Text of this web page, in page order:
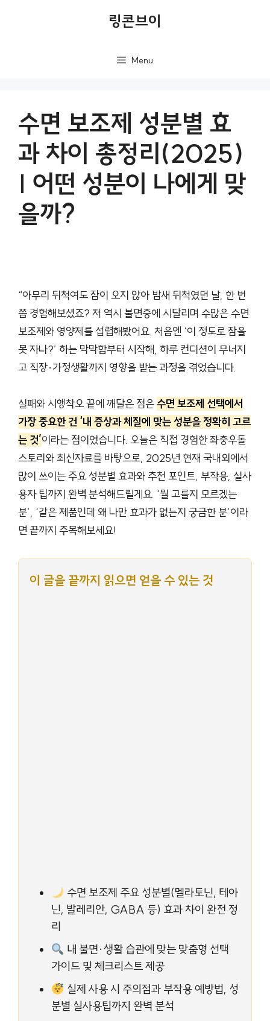
링콘브이
Menu
수면 보조제 성분별 효
과 차이 총정리(2025)
| 어떤 성분이 나에게 맞
을까?
“아무리 뒤척여도 잠이 오지 않아 밤새 뒤척였던 날, 한 번
쯤 경험해보셨죠? 저 역시 불면증에 시달리며 수많은 수면
보조제와 영양제를 섭렵해봤어요. 처음엔 ‘이 정도로 잠을
못 자나?’ 하는 막막함부터 시작해, 하루 컨디션이 무너지
고 직장·가정생활까지 영향을 받는 과정을 겪었습니다.
실패와 시행착오 끝에 깨달은 점은수면 보조제 선택에서
가장 중요한 건 ‘내 증상과 체질에 맞는 성분을 정확히 고르
는 것’이라는 점이었습니다. 오늘은 직접 경험한 좌충우돌
스토리와 최신자료를 바탕으로, 2025년 현재 국내외에서
많이 쓰이는 주요 성분별 효과와 추천 포인트, 부작용, 실사
용자 팁까지 완벽 분석해드릴게요. ‘뭘 고를지 모르겠는
분’, ‘같은 제품인데 왜 나만 효과가 없는지 궁금한 분’이라
면 끝까지 주목해보세요!
이 글을 끝까지 읽으면 얻을 수 있는 것
수면 보조제 주요 성분별(멜라토닌, 테아
닌, 발레리안, GABA 등) 효과 차이 완전 정
리
내 불면·생활 습관에 맞는 맞춤형 선택
가이드 및 체크리스트 제공
실제 사용 시 주의점과 부작용 예방법, 성
분별 실사용팁까지 완벽 분석